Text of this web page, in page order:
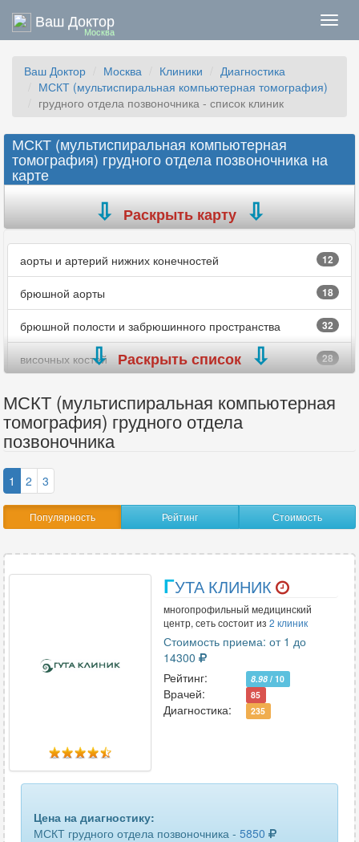
Ваш Доктор
Москва
Ваш Доктор Москва Клиники
Диагностика
МСКТ (мультиспиральная компьютерная томография)
грудного отдела позвоночника - список клиник
МСКТ (мультиспиральная компьютерная
томография) грудного отдела позвоночника на
карте
Раскрыть карту
аорты и артерий нижних конечностей 12
брюшной аорты 18
брюшной полости и забрюшинного пространства 32
височных костей 28
голеностопного сустава
головного мозга
грудного отдела позвоночника
грудной аорты 16
кишечника 3
костей черепа
мочевыделительной системы
околоносовых пазух
печени 8
плечевого сустава
Раскрыть список
МСКТ (мультиспиральная компьютерная
томография) грудного отдела
позвоночника
1 2 3
Популярность Рейтинг Стоимость
ГУТА КЛИНИК
многопрофильный медицинский
центр, сеть состоит из 2 клиник
Стоимость приема: от 1 до
14300
Рейтинг:
8.98 / 10
Врачей: 85
Диагностика: 235
Цена на диагностику:
МСКТ грудного отдела позвоночника - 5850